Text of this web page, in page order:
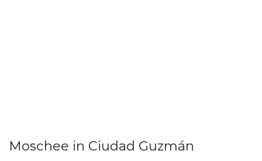
Moschee in Ciudad Guzmán